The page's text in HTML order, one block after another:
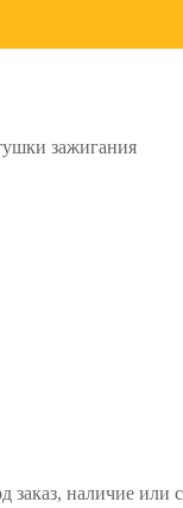
зажигания
наличие или